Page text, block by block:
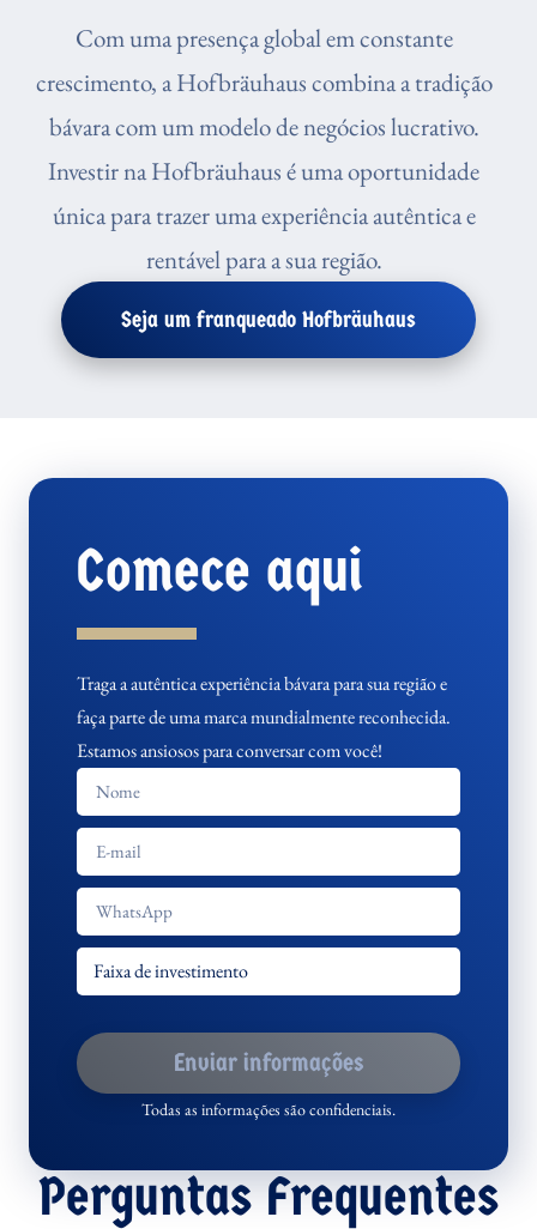
Com uma presença global em constante
crescimento, a Hofbräuhaus combina a tradição
bávara com um modelo de negócios lucrativo.
Investir na Hofbräuhaus é uma oportunidade
única para trazer uma experiência autêntica e
rentável para a sua região.
Seja um franqueado Hofbräuhaus
Perguntas Frequentes
Comece aqui
Traga a autêntica experiência bávara para sua região e
faça parte de uma marca mundialmente reconhecida.
Estamos ansiosos para conversar com você!
Enviar informações
Todas as informações são confidenciais.